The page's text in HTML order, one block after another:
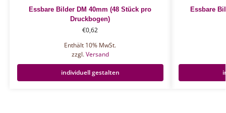
Essbare Bilder DM 40mm (48 Stück pro
Druckbogen)
€0,62
Enthält 10% MwSt.
zzgl.Versand
individuell gestalten
Essbare